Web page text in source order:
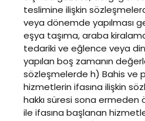
teslimine ilişkin
veya dönemde yapılması
eşya taşıma, araba
tedariki ve eğlence veya
yapılan boş zamanın
sözleşmelerde h) Bahis ve
hizmetlerin ifasına ilişkin
hakkı süresi sona ermeden
ile ifasına başlanan